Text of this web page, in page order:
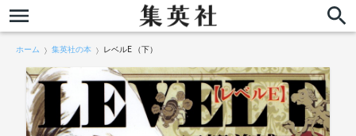
ホーム 集英社の本 レベルE （下）